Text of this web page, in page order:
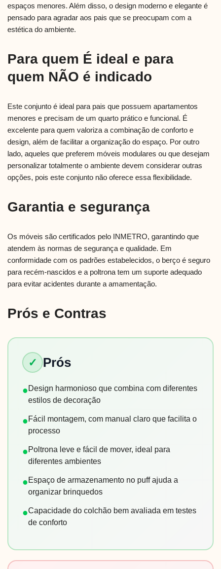
espaços menores. Além disso, o design moderno e elegante é
pensado para agradar aos pais que se preocupam com a
estética do ambiente.
Para quem É ideal e para
quem NÃO é indicado
Este conjunto é ideal para pais que possuem apartamentos
menores e precisam de um quarto prático e funcional. É
excelente para quem valoriza a combinação de conforto e
design, além de facilitar a organização do espaço. Por outro
lado, aqueles que preferem móveis modulares ou que desejam
personalizar totalmente o ambiente devem considerar outras
opções, pois este conjunto não oferece essa flexibilidade.
Garantia e segurança
Os móveis são certificados pelo INMETRO, garantindo que
atendem às normas de segurança e qualidade. Em
conformidade com os padrões estabelecidos, o berço é seguro
para recém-nascidos e a poltrona tem um suporte adequado
para evitar acidentes durante a amamentação.
Prós e Contras
✓ Prós
●Design harmonioso que combina com diferentes
estilos de decoração
●Fácil montagem, com manual claro que facilita o
processo
●Poltrona leve e fácil de mover, ideal para
diferentes ambientes
●Espaço de armazenamento no puff ajuda a
organizar brinquedos
●Capacidade do colchão bem avaliada em testes
de conforto